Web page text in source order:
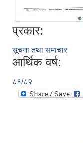
प्रकार:
सूचना तथा समाचार
आर्थिक वर्ष:
८१/८२